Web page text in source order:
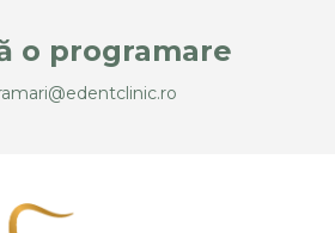
o programare